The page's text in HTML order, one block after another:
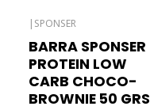
| SPONSER
BARRA SPONSER
PROTEIN LOW
CARB CHOCO-
BROWNIE 50 GRS